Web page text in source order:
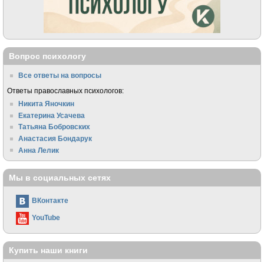
Вопрос психологу
Все ответы на вопросы
Ответы православных психологов:
Никита Яночкин
Екатерина Усачева
Татьяна Бобровских
Анастасия Бондарук
Анна Лелик
Мы в социальных сетях
ВКонтакте
YouTube
Купить наши книги